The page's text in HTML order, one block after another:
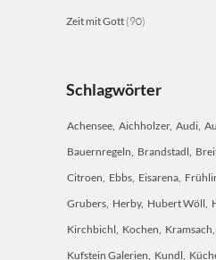
Zeit mit Gott (90)
Schlagwörter
Achensee Aichholzer Audi
Bauernregeln Brandstadl
Citroen Ebbs Eisarena
Grubers Herby Hubert Wöll
Kirchbichl Kochen Kramsach
Kufstein Galerien Kundl